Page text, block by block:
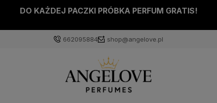
DO KAŻDEJ PACZKI PRÓBKA PERFUM GRATIS!
662095884 shop@angelove.pl